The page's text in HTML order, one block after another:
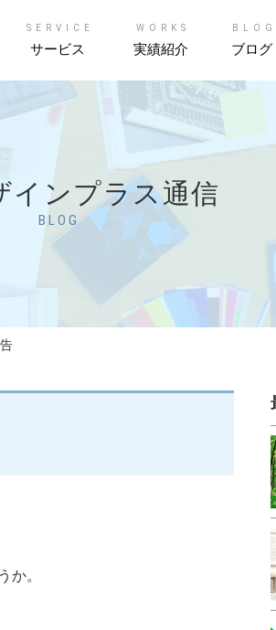
SERVICE
サービス
WORKS
実績紹介
BLOG
ブログ
インプラス通信
BLOG
か。